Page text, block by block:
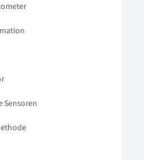
Sensoren